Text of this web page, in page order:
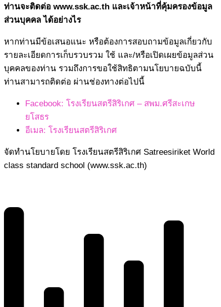
ท่านจะติดต่อ www.ssk.ac.th และเจ้าหน้าที่คุ้มครองข้อมูล
ส่วนบุคคล ได้อย่างไร
หากท่านมีข้อเสนอแนะ หรือต้องการสอบถามข้อมูลเกี่ยวกับ
รายละเอียดการเก็บรวบรวม ใช้ และ/หรือเปิดเผยข้อมูลส่วน
บุคคลของท่าน รวมถึงการขอใช้สิทธิตามนโยบายฉบับนี้
ท่านสามารถติดต่อ ผ่านช่องทางต่อไปนี้
Facebook: โรงเรียนสตรีสิริเกศ – สพม.ศรีสะเกษ
ยโสธร
อีเมล: โรงเรียนสตรีสิริเกศ
จัดทำนโยบายโดย โรงเรียนสตรีสิริเกศ Satreesiriket World
class standard school (www.ssk.ac.th)